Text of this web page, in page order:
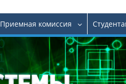
Приемная комиссия